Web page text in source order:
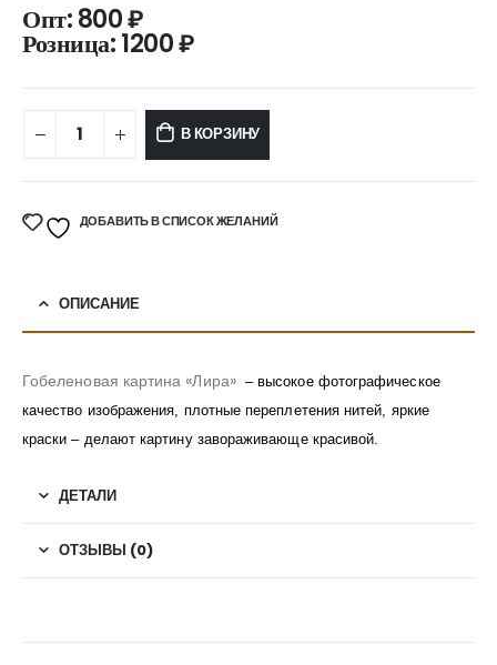
Опт:800₽
Розница:1200₽
В КОРЗИНУ
ДОБАВИТЬ В СПИСОК ЖЕЛАНИЙ
ОПИСАНИЕ
Гобеленовая картина «Лира» – высокое фотографическое
качество изображения, плотные переплетения нитей, яркие
краски – делают картину завораживающе красивой.
ДЕТАЛИ
ОТЗЫВЫ (0)